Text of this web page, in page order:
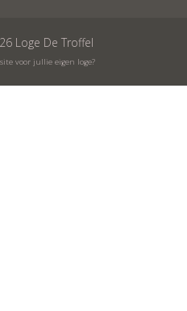
Loge De Troffel
voor jullie eigen loge?